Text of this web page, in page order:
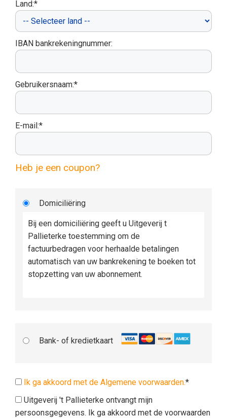
Land:*
IBAN bankrekeningnummer:
Gebruikersnaam:*
E-mail:*
Heb je een coupon?
Domiciliëring
Bij een domiciliëring geeft u Uitgeverij t
Pallieterke toestemming om de
factuurbedragen voor herhaalde betalingen
automatisch van uw bankrekening te boeken tot
stopzetting van uw abonnement.
Bank- of kredietkaart
Ik ga akkoord met de Algemene voorwaarden.*
Uitgeverij 't Pallieterke ontvangt mijn
persoonsgegevens. Ik ga akkoord met de voorwaarden